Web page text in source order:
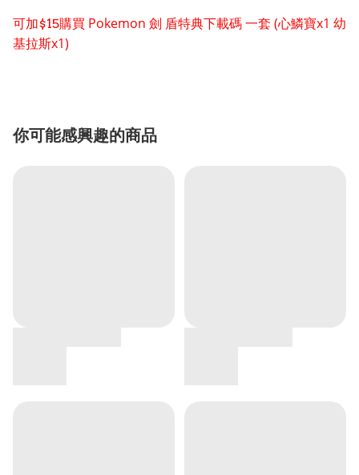
可加$15購買 Pokemon 劍 盾特典下載碼 一套 (心鱗寶x1 幼
基拉斯x1)
你可能感興趣的商品